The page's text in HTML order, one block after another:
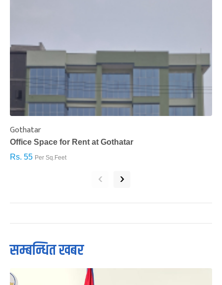
Gothatar
Office Space for Rent at Gothatar
Rs. 55 Per Sq.Feet
‹ ›
सम्बन्धित खबर